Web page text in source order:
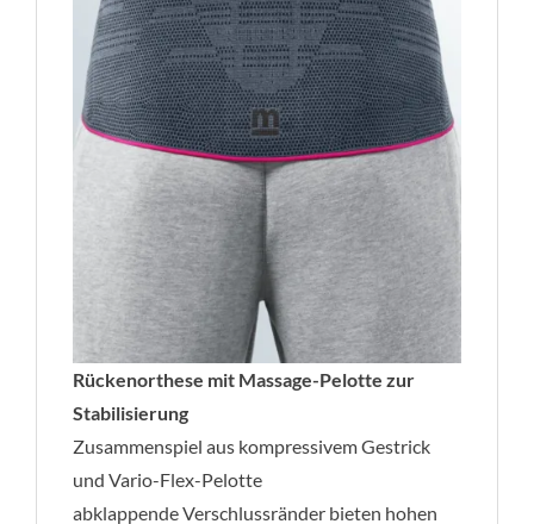
Rückenorthese mit Massage-Pelotte zur
Stabilisierung
Zusammenspiel aus kompressivem Gestrick
und Vario-Flex-Pelotte
abklappende Verschlussränder bieten hohen